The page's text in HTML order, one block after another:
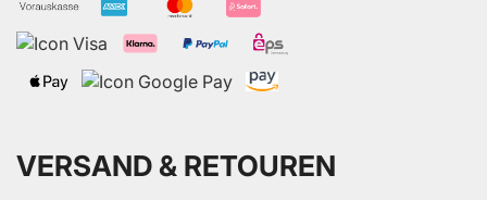
VERSAND & RETOUREN